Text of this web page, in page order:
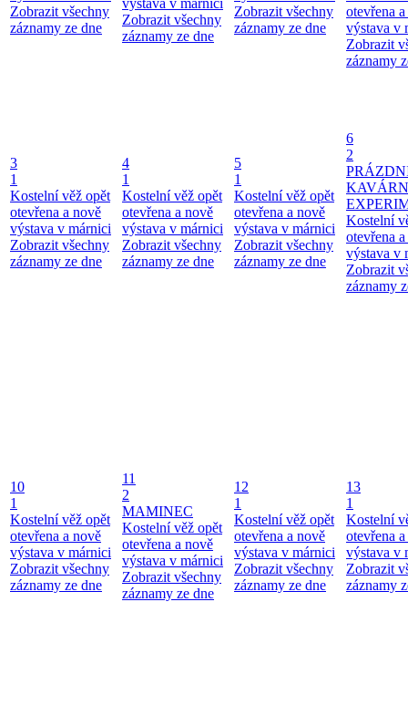
Zobrazit všechny
záznamy ze dne
Zobrazit všechny
záznamy ze dne
Zobrazit všechny
záznamy ze dne
otevřena
výstava v
Zobrazit
záznamy
3
1
Kostelní věž opět
otevřena a nově
výstava v márnici
Zobrazit všechny
záznamy ze dne
4
1
Kostelní věž opět
otevřena a nově
výstava v márnici
Zobrazit všechny
záznamy ze dne
5
1
Kostelní věž opět
otevřena a nově
výstava v márnici
Zobrazit všechny
záznamy ze dne
6
2
Kostelní
otevřena
výstava v
Zobrazit
záznamy
10
1
Kostelní věž opět
otevřena a nově
výstava v márnici
Zobrazit všechny
záznamy ze dne
11
2
MAMINEC
Kostelní věž opět
otevřena a nově
výstava v márnici
Zobrazit všechny
záznamy ze dne
12
1
Kostelní věž opět
otevřena a nově
výstava v márnici
Zobrazit všechny
záznamy ze dne
13
1
Kostelní
otevřena
výstava v
Zobrazit
záznamy